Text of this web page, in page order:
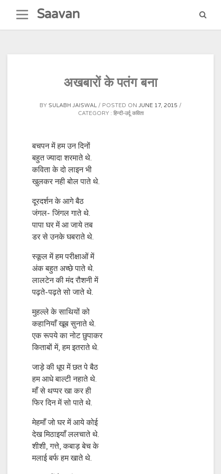
content
Saavan
अखबारों के पतंग बना
BY SULABH JAISWAL POSTED ON JUNE 17, 2015
CATEGORY : हिन्दी-उर्दू कविता
बचपन में हम उन दिनों
बहुत ज्यादा शरमाते थे.
कविता के दो लाइन भी
खुलकर नही बोल पाते थे.
दूरदर्शन के आगे बैठ
जंगल- जिंगल गाते थे.
पापा घर में आ जाये तब
डर से उनके घबराते थे.
स्कूल में हम परीक्षाओं में
अंक बहुत अच्छे पाते थे.
लालटेन की मंद रौशनी में
पढ़ते-पढ़ते सो जाते थे.
मुहल्ले के साथियों को
कहानियाँ खूब सुनाते थे.
एक रूपये का नोट छुपाकर
किताबों में, हम इतराते थे.
जाड़े की धूप में छत पे बैठ
हम आधे बाल्टी नहाते थे.
माँ से थप्पर खा कर ही
फिर दिन में सो पाते थे.
मेहमाँ जो घर में आये कोई
देख मिठाइयाँ ललचाते थे.
शीशी, गत्ते, कबाड़ बेच के
मलाई बर्फ हम खाते थे.